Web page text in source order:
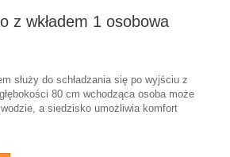
z wkładem 1 osobowa
służy do schładzania się po wyjściu z
80 cm wchodząca osoba może
a siedzisko umożliwia komfort